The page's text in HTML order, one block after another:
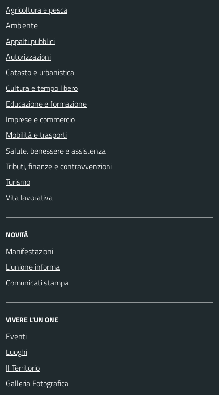
Agricoltura e pesca
Ambiente
Appalti pubblici
Autorizzazioni
Catasto e urbanistica
Cultura e tempo libero
Educazione e formazione
Imprese e commercio
Mobilità e trasporti
Salute, benessere e assistenza
Tributi, finanze e contravvenzioni
Turismo
Vita lavorativa
NOVITÀ
Manifestazioni
L'unione informa
Comunicati stampa
VIVERE L'UNIONE
Eventi
Luoghi
Il Territorio
Galleria Fotografica